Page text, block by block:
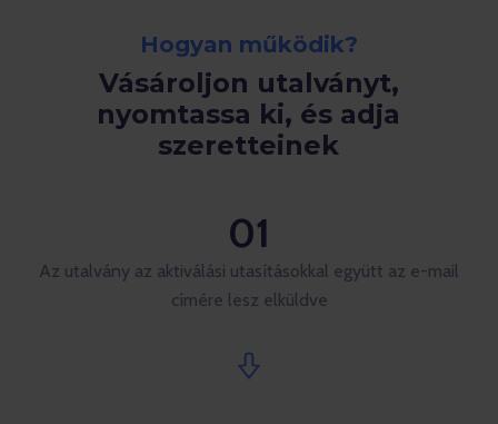
Hogyan működik?
Vásároljon utalványt,
nyomtassa ki, és adja
szeretteinek
01
Az utalvány az aktiválási utasításokkal együtt az e-mail
címére lesz elküldve